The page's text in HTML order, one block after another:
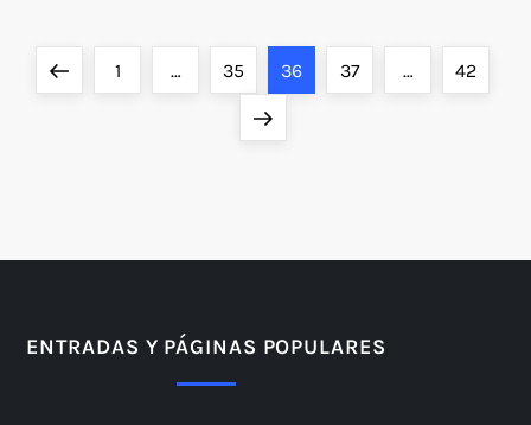
a
PreviousPage
1 … Page
35 Page
36 Page
37 … Page
42
Next
ENTRADAS Y PÁGINAS POPULARES